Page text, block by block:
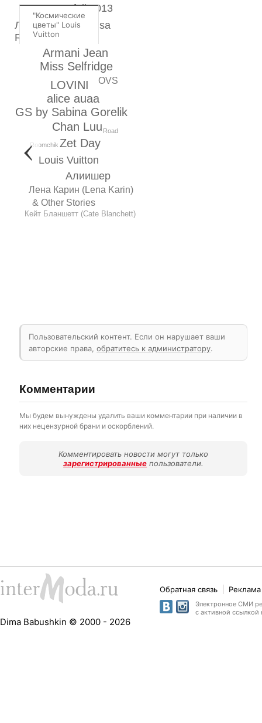
alice auaa
LOVINI
GS by Sabina Gorelik
Chan Luu
Miss Selfridge
Zet Day
Armani Jean
Лиза Романюк (Lisa
Romanyuk)
Louis Vuitton
Алиишер
pre-fall 2013
Лена Карин (Lena Karin)
& Other Stories
OVS
Кейт Бланшетт (Cate Blanchett)
Road
Roomchik
"Космические
цветы" Louis
Vuitton
Пользовательский контент. Если он нарушает ваши
авторские права,обратитесь к администратору.
Комментарии
Мы будем вынуждены удалить ваши комментарии при наличии в
них нецензурной брани и оскорблений.
Комментировать новости могут только
зарегистрированные пользователи.
Dima Babushkin © 2000 - 2026
Обратная связь
Электронное СМИ
с активной ссылкой